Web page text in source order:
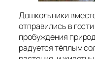
Дошкольники
отправились в
пробуждения
радуется тёплым